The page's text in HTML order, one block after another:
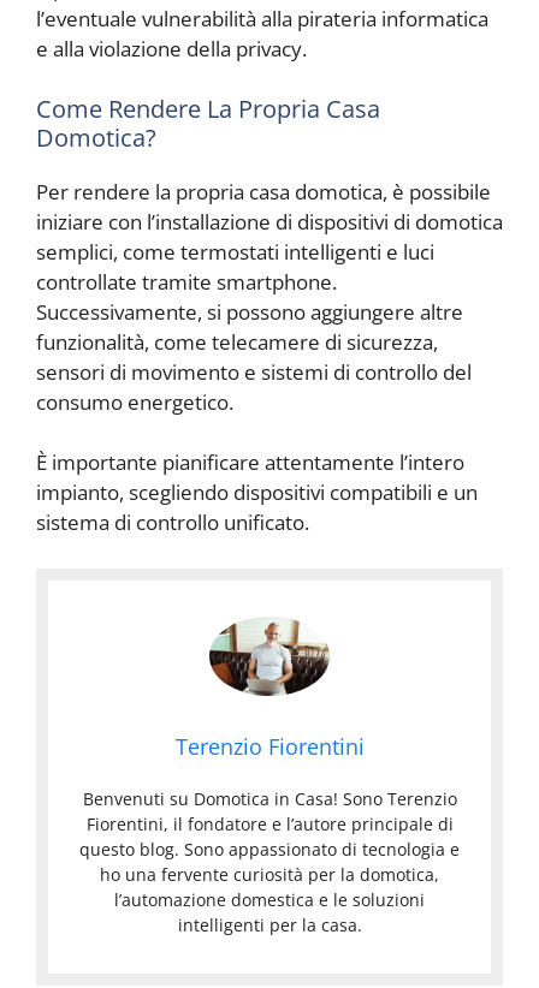
l’eventuale vulnerabilità alla pirateria informatica
e alla violazione della privacy.
Come Rendere La Propria Casa
Domotica?
Per rendere la propria casa domotica, è possibile
iniziare con l’installazione di dispositivi di domotica
semplici, come termostati intelligenti e luci
controllate tramite smartphone.
Successivamente, si possono aggiungere altre
funzionalità, come telecamere di sicurezza,
sensori di movimento e sistemi di controllo del
consumo energetico.
È importante pianificare attentamente l’intero
impianto, scegliendo dispositivi compatibili e un
sistema di controllo unificato.
Terenzio Fiorentini
Benvenuti su Domotica in Casa! Sono Terenzio
Fiorentini, il fondatore e l’autore principale di
questo blog. Sono appassionato di tecnologia e
ho una fervente curiosità per la domotica,
l’automazione domestica e le soluzioni
intelligenti per la casa.